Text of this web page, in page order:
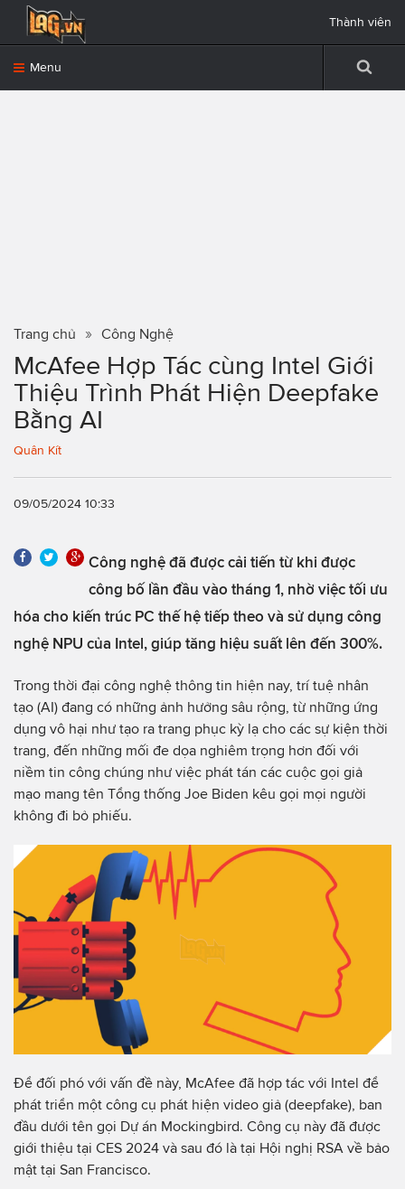
Menu
Thành viên
Trang chủ Công Nghệ
McAfee Hợp Tác cùng Intel Giới
Thiệu Trình Phát Hiện Deepfake
Bằng AI
Quân Kít
09/05/2024 10:33
Công nghệ đã được cải tiến từ khi được
công bố lần đầu vào tháng 1, nhờ việc tối ưu
hóa cho kiến trúc PC thế hệ tiếp theo và sử dụng công
nghệ NPU của Intel, giúp tăng hiệu suất lên đến 300%.
Trong thời đại công nghệ thông tin hiện nay, trí tuệ nhân
tạo (AI) đang có những ảnh hưởng sâu rộng, từ những ứng
dụng vô hại như tạo ra trang phục kỳ lạ cho các sự kiện thời
trang, đến những mối đe dọa nghiêm trọng hơn đối với
niềm tin công chúng như việc phát tán các cuộc gọi giả
mạo mang tên Tổng thống Joe Biden kêu gọi mọi người
không đi bỏ phiếu.
Để đối phó với vấn đề này, McAfee đã hợp tác với Intel để
phát triển một công cụ phát hiện video giả (deepfake), ban
đầu dưới tên gọi Dự án Mockingbird. Công cụ này đã được
giới thiệu tại CES 2024 và sau đó là tại Hội nghị RSA về bảo
mật tại San Francisco.